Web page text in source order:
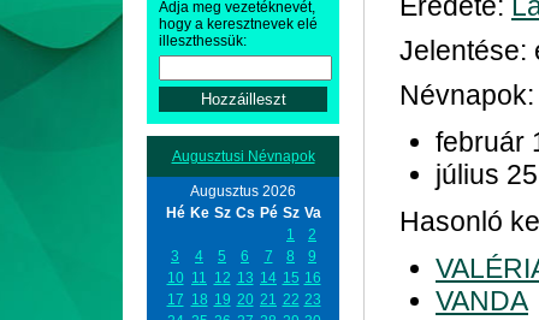
Adja meg vezetéknevét,
hogy a keresztnevek elé
illeszthessük:
Augusztusi Névnapok
Augusztus 2026
Hé Ke Sz Cs Pé Sz Va
1
2
3
4 5 6 7 8
9
10 11 12 13 14 15 16
17 18 19 20 21 22 23
Jelentése:
Névnapok:
február
július 25
Hasonló
VANDA